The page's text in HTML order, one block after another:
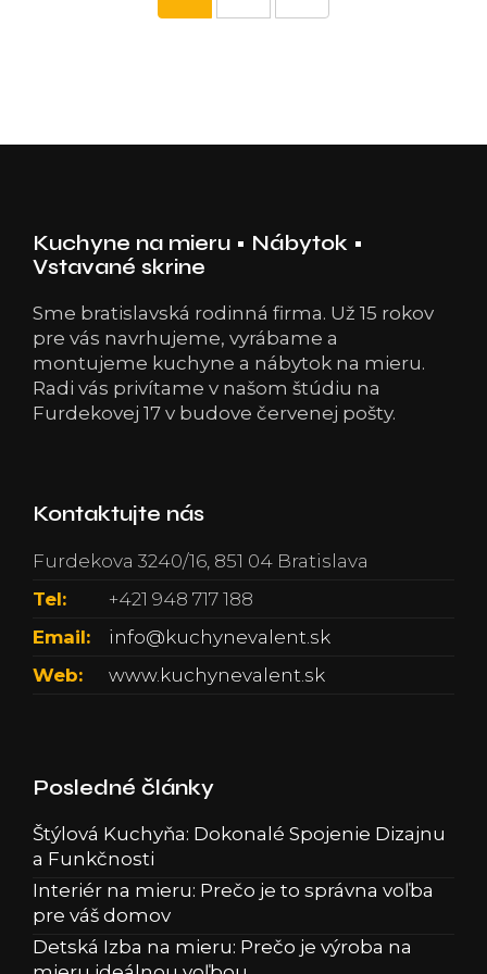
Kuchyne na mieru • Nábytok •
Vstavané skrine
Sme bratislavská rodinná firma. Už 15 rokov
pre vás navrhujeme, vyrábame a
montujeme kuchyne a nábytok na mieru.
Radi vás privítame v našom štúdiu na
Furdekovej 17 v budove červenej pošty.
Kontaktujte nás
Furdekova 3240/16, 851 04 Bratislava
Tel:
+421 948 717 188
Email:
info@kuchynevalent.sk
Web:
www.kuchynevalent.sk
Posledné články
Štýlová Kuchyňa: Dokonalé Spojenie Dizajnu
a Funkčnosti
Interiér na mieru: Prečo je to správna voľba
pre váš domov
Detská Izba na mieru: Prečo je výroba na